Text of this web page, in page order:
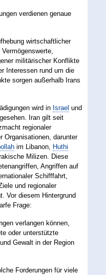
verdienen genaue
wirtschaftlicher
militärischer Konflikte
Interessen rund um die
sorgen außerhalb Irans
wird in Israel und
Iran gilt seit
regionaler
Organisationen, darunter
im Libanon,
Huthi
Milizen. Diese
Angriffen auf
Schifffahrt,
und regionaler
Vor diesem Hintergrund
Frage:
verlangen können,
oder unterstützte
Gewalt in der Region
Forderungen für viele